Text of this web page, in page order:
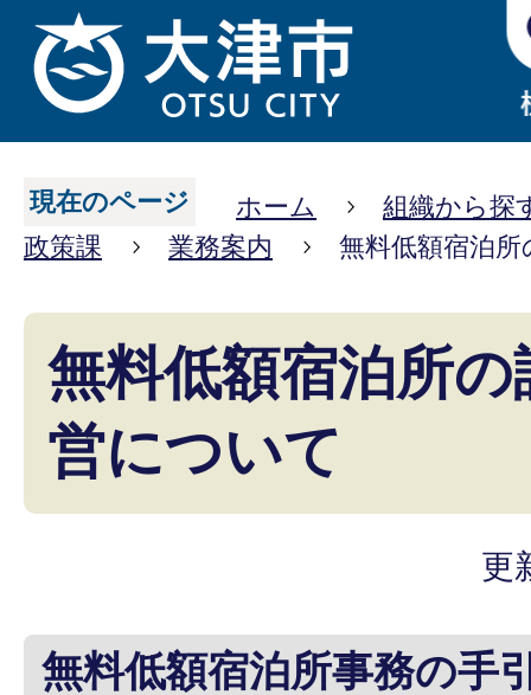
現在のページ ホーム
組織から探
政策課
業務案内 無料低額宿泊
無料低額宿泊所
営について
更
無料低額宿泊所事務の手